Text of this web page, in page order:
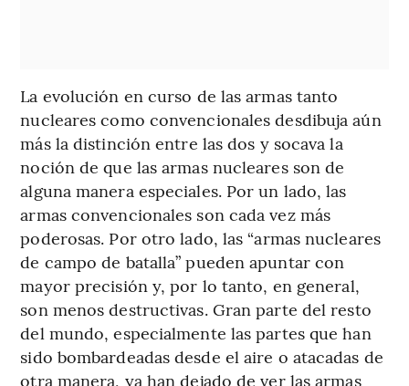
La evolución en curso de las armas tanto
nucleares como convencionales desdibuja aún
más la distinción entre las dos y socava la
noción de que las armas nucleares son de
alguna manera especiales. Por un lado, las
armas convencionales son cada vez más
poderosas. Por otro lado, las “armas nucleares
de campo de batalla” pueden apuntar con
mayor precisión y, por lo tanto, en general,
son menos destructivas. Gran parte del resto
del mundo, especialmente las partes que han
sido bombardeadas desde el aire o atacadas de
otra manera, ya han dejado de ver las armas